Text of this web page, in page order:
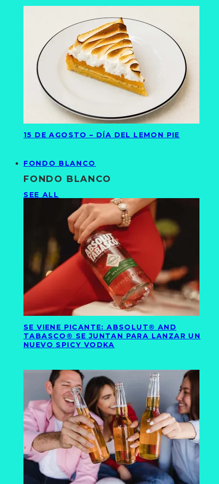
15 DE AGOSTO – DÍA DEL LEMON PIE
FONDO BLANCO
FONDO BLANCO
SEE ALL
SE VIENE PICANTE: ABSOLUT® AND
TABASCO® SE JUNTAN PARA LANZAR UN
NUEVO SPICY VODKA